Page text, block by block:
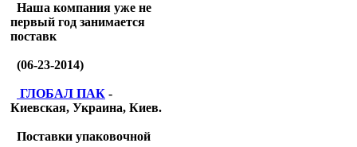
Наша компания уже не
первый год занимается
поставк
(06-23-2014)
ГЛОБАЛ ПАК -
Киевская, Украина, Киев.
Поставки упаковочной